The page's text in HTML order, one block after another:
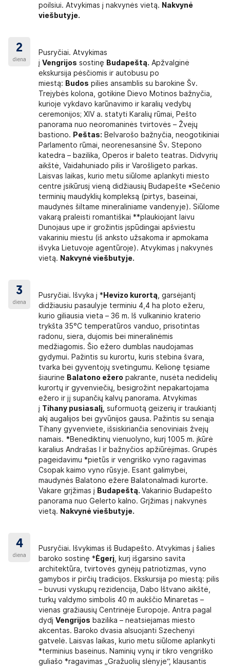
poilsiui. Atvykimas į nakvynės vietą. Nakvynė
viešbutyje.
2
diena
Pusryčiai. Atvykimas
įVengrijos sostinę Budapeštą. Apžvalginė
ekskursija pėsčiomis ir autobusu po
miestą: Budos pilies ansamblis su barokine Šv.
Trejybės kolona, gotikine Dievo Motinos bažnyčia,
kurioje vykdavo karūnavimo ir karalių vedybų
ceremonijos; XIV a. statyti Karalių rūmai, Pešto
panorama nuo neoromaninės tvirtovės – Žvejų
bastiono. Peštas: Belvarošo bažnyčia, neogotikiniai
Parlamento rūmai, neorenesansinė Šv. Stepono
katedra – bazilika, Operos ir baleto teatras. Didvyrių
aikštė, Vaidahuniado pilis ir Varošligeto parkas.
Laisvas laikas, kurio metu siūlome aplankyti miesto
centre įsikūrusį vieną didžiausių Budapešte *Sečenio
terminių maudyklių kompleksą (pirtys, baseinai,
maudynės šiltame mineraliniame vandenyje). Siūlome
vakarą praleisti romantiškai **plaukiojant laivu
Dunojaus upe ir grožintis įspūdingai apšviestu
vakariniu miestu (iš anksto užsakoma ir apmokama
išvyka Lietuvoje agentūroje). Atvykimas į nakvynės
vietą. Nakvynė viešbutyje.
3
diena
Pusryčiai. Išvyka į * Hevizo kurortą , garsėjantį
didžiausiu pasaulyje terminiu 4,4 ha ploto ežeru,
kurio giliausia vieta – 36 m. Iš vulkaninio kraterio
trykšta 35°C temperatūros vanduo, prisotintas
radonu, siera, dujomis bei mineralinėmis
medžiagomis. Šio ežero dumblas naudojamas
gydymui. Pažintis su kurortu, kuris stebina švara,
tvarka bei gyventojų svetingumu. Kelionę tęsiame
šiaurine Balatono ežero pakrante, nusėta nedidelių
kurortų ir gyvenviečių, besigrožint nepakartojama
ežero ir jį supančių kalvų panorama. Atvykimas
į Tihany pusiasalį, suformuotą geizerių ir traukiantį
akį augalijos bei gyvūnijos gausa. Pažintis su senąja
Tihany gyvenviete, išsiskiriančia senoviniais žvejų
namais. *Benediktinų vienuolyno, kurį 1005 m. įkūrė
karalius Andrašas I ir bažnyčios apžiūrėjimas. Grupės
pageidavimu *pietūs ir vengriško vyno ragavimas
Csopak kaimo vyno rūsyje. Esant galimybei,
maudynės Balatono ežere Balatonalmadi kurorte.
Vakare grįžimas į Budapeštą.Vakarinio Budapešto
panorama nuo Gelerto kalno. Grįžimas į nakvynės
vietą. Nakvynė viešbutyje.
4
diena
Pusryčiai. Išvykimas iš Budapešto. Atvykimas į šalies
baroko sostinę * Ėgerį , kurį išgarsino savita
architektūra, tvirtovės gynėjų patriotizmas, vyno
gamybos ir pirčių tradicijos. Ekskursija po miestą: pilis
– buvusi vyskupų rezidencija, Dabo Ištvano aikštė,
turkų valdymo simbolis 40 m aukščio Minaretas –
vienas gražiausių Centrinėje Europoje. Antra pagal
dydįVengrijos bazilika – neatsiejamas miesto
akcentas. Baroko dvasia alsuojanti Szechenyi
gatvelė. Laisvas laikas, kurio metu siūlome aplankyti
*terminius baseinus. Naminių vynų ir tikro vengriško
guliašo *ragavimas „Gražuolių slėnyje“, klausantis